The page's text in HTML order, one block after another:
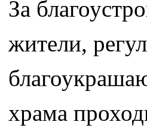
За
жители,
храма